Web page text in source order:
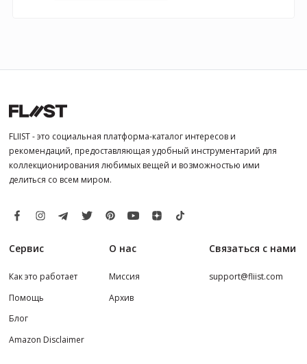
FLIIST - это социальная платформа-каталог интересов и
рекомендаций, предоставляющая удобный инструментарий для
коллекционирования любимых вещей и возможностью ими
делиться со всем миром.
Сервис
Как это работает
Помощь
Блог
Amazon Disclaimer
О нас
Миссия
Архив
Связаться с нами
support@fliist.com